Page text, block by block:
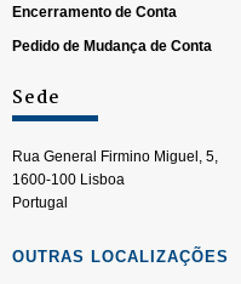
Encerramento de Conta
Pedido de Mudança de Conta
Sede
Rua General Firmino Miguel, 5,
1600-100 Lisboa
Portugal
OUTRAS LOCALIZAÇÕES